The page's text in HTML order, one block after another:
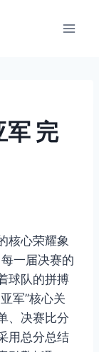
军 完
核心荣耀象
一届决赛的
球队的拼搏
军”核心关
、决赛比分
用总分总结